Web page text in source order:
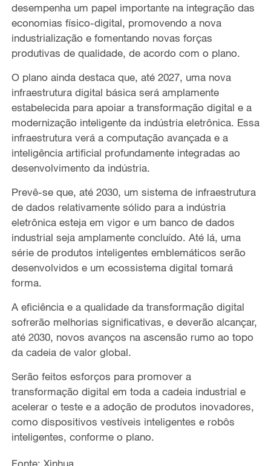
desempenha um papel importante na integração das
economias físico-digital, promovendo a nova
industrialização e fomentando novas forças
produtivas de qualidade, de acordo com o plano.
O plano ainda destaca que, até 2027, uma nova
infraestrutura digital básica será amplamente
estabelecida para apoiar a transformação digital e a
modernização inteligente da indústria eletrônica. Essa
infraestrutura verá a computação avançada e a
inteligência artificial profundamente integradas ao
desenvolvimento da indústria.
Prevê-se que, até 2030, um sistema de infraestrutura
de dados relativamente sólido para a indústria
eletrônica esteja em vigor e um banco de dados
industrial seja amplamente concluído. Até lá, uma
série de produtos inteligentes emblemáticos serão
desenvolvidos e um ecossistema digital tomará
forma.
A eficiência e a qualidade da transformação digital
sofrerão melhorias significativas, e deverão alcançar,
até 2030, novos avanços na ascensão rumo ao topo
da cadeia de valor global.
Serão feitos esforços para promover a
transformação digital em toda a cadeia industrial e
acelerar o teste e a adoção de produtos inovadores,
como dispositivos vestíveis inteligentes e robôs
inteligentes, conforme o plano.
Fonte: Xinhua